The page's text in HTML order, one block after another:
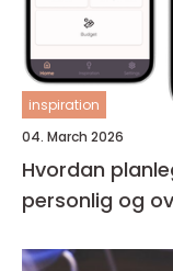
inspiration
04. March 2026
Hvordan
personlig og